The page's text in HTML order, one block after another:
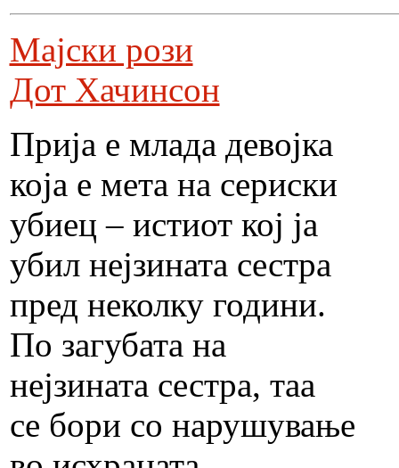
Мајски рози
Дот Хачинсон
Прија е млада девојка
која е мета на сериски
убиец – истиот кој ја
убил нејзината сестра
пред неколку години.
По загубата на
нејзината сестра, таа
се бори со нарушување